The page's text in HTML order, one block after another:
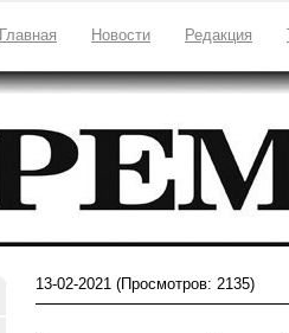
Главная Новости Редакция
13-02-2021 (Просмотров: 2135)